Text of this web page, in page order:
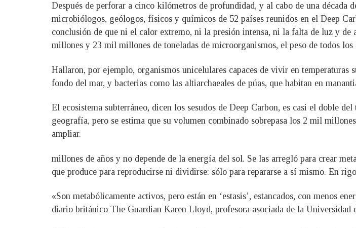
Después de perforar a cinco kilómetros de profundidad, y al cabo de una
microbiólogos, geólogos, físicos y químicos de 52 países reunidos en el Deep
conclusión de que ni el calor extremo, ni la presión intensa, ni la falta de luz y
millones y 23 mil millones de toneladas de microorganismos, el peso de todos
Hallaron, por ejemplo, organismos unicelulares capaces de vivir en temperaturas
fondo del mar, y bacterias como las altiarchaeales de púas, que habitan en
El ecosistema subterráneo, dicen los sesudos de Deep Carbon, es casi el doble
geografía, pero se estima que su volumen combinado sobrepasa los 2 mil
ampliar.
millones de años y no depende de la energía del sol. Se las arregló para crear
que produce para reproducirse ni dividirse: sólo para repararse a sí mismo. En
«Son metabólicamente activos, pero están en ‘estasis’, estancados, con menos
diario británico The Guardian Karen Lloyd, profesora asociada de la Universidad